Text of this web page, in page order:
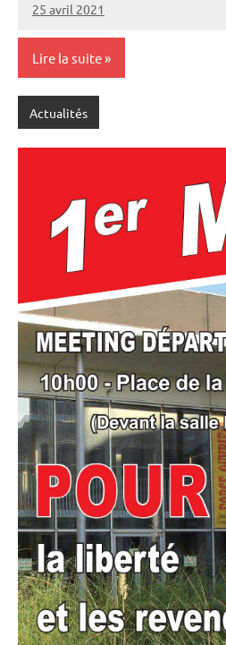
25 avril 2021
SNFOLC44
Lire la suite
Actualités